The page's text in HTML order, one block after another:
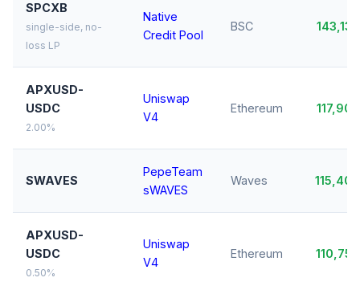
SPCXB
single-side, no-
loss LP
Native
Credit Pool
BSC
APXUSD-
USDC
2.00%
Uniswap
V4
Ethereum
SWAVES
PepeTeam
sWAVES
Waves
APXUSD-
USDC
0.50%
Uniswap
V4
Ethereum